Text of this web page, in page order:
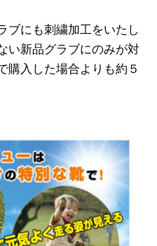
ブにも刺繍加工をいたし
い新品グラブにのみが対
購入した場合よりも約５